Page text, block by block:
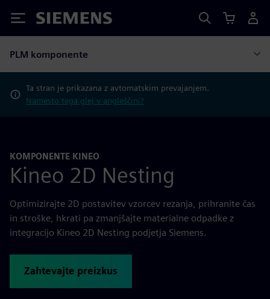
Siemens
PLM komponente
Ta stran je prikazana z avtomatskim prevajanjem.
Namesto tega glej v angleščini?
KOMPONENTE KINEO
Kineo 2D Nesting
Optimizirajte 2D postavitev vzorcev rezanja, prihranite čas
in stroške, hkrati pa zmanjšajte materialne odpadke z
integracijo Kineo 2D Nesting podjetja Siemens.
Zahtevajte preizkus